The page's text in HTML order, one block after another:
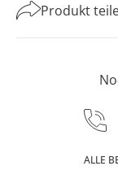
Produkt
ALLE